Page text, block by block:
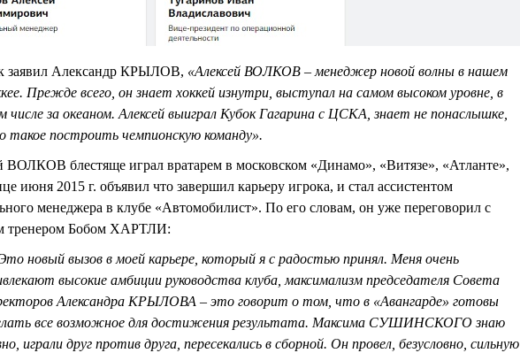
заявил Александр КРЫЛОВ, «Алексей ВОЛКОВ – менеджер новой волны в нашем
Прежде всего, он знает хоккей изнутри, выступал на самом высоком уровне, в
числе за океаном. Алексей выиграл Кубок Гагарина с ЦСКА, знает не понаслышке,
такое построить чемпионскую команду».
ВОЛКОВ блестяще играл вратарем в московском «Динамо», «Витязе», «Атланте»,
июня 2015 г. объявил что завершил карьеру игрока, и стал ассистентом
менеджера в клубе «Автомобилист». По его словам, он уже переговорил с
тренером Бобом ХАРТЛИ:
новый вызов в моей карьере, который я с радостью принял. Меня очень
высокие амбиции руководства клуба, максимализм председателя Совета
Александра КРЫЛОВА – это говорит о том, что в «Авангарде» готовы
все возможное для достижения результата. Максима СУШИНСКОГО знаю
играли друг против друга, пересекались в сборной. Он провел, безусловно, сильную